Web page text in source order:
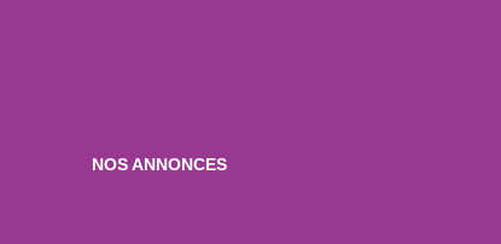
NOS ANNONCES